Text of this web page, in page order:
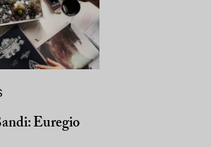
Euregio